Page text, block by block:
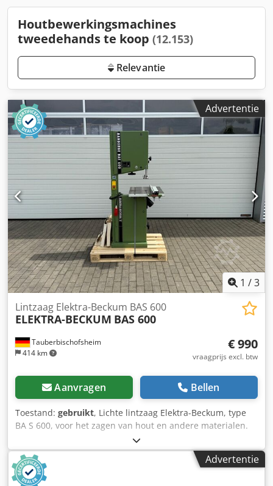
Houtbewerkingsmachines
tweedehands te koop (12.153)
Relevantie
Advertentie
1 /3
Tauberbischofsheim
414 km
Lintzaag Elektra-Beckum BAS 600
ELEKTRA-BECKUM BAS 600
€ 990
vraagprijs excl. btw
Aanvragen Bellen
Toestand: gebruikt, Lichte lintzaag Elektra-Beckum, type
BA S 600, voor het zagen van hout en andere materialen.
Chjdpjzryvyofx Ag Eea Technische specificaties: - Diameter
van de zaagband: 600 mm - Gewicht: 160 kg - Zaaghoogte:
max. ca. 300 mm
Advertentie